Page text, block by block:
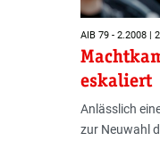
AIB 79 - 2.2008 |
eskaliert
Anlässlich
zur Neuwahl